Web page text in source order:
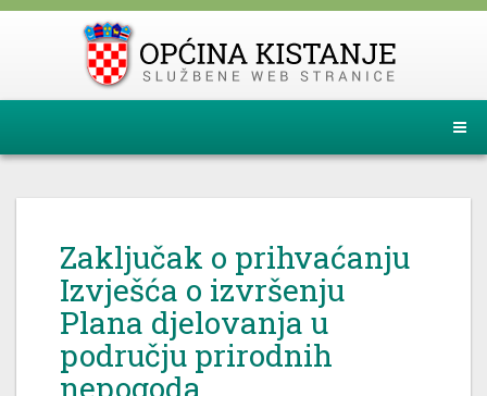
Zaključak o prihvaćanju
Izvješća o izvršenju
Plana djelovanja u
području prirodnih
nepogoda